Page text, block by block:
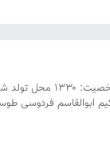
نام شخصیت: